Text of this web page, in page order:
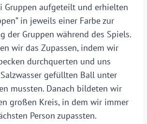
Gruppen aufgeteilt und erhielten
in jeweils einer Farbe zur
der Gruppen während des Spiels.
wir das Zupassen, indem wir
durchquerten und uns
gefüllten Ball unter
mussten. Danach bildeten wir
großen Kreis, in dem wir immer
Person zupassten.